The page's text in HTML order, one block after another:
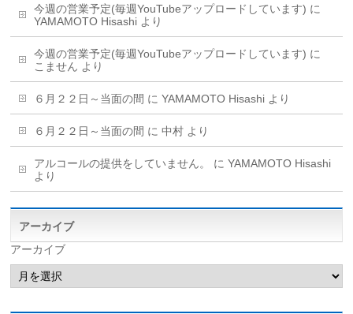
今週の営業予定(毎週YouTubeアップロードしています) に
YAMAMOTO Hisashi より
今週の営業予定(毎週YouTubeアップロードしています) に
こません より
６月２２日～当面の間 にYAMAMOTO Hisashi より
６月２２日～当面の間 に中村 より
アルコールの提供をしていません。 にYAMAMOTO Hisashi
より
アーカイブ
アーカイブ